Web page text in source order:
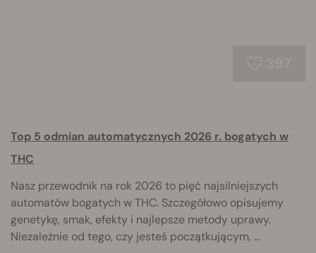
Top 5 odmian automatycznych 2026 r. bogatych w
THC
Nasz przewodnik na rok 2026 to pięć najsilniejszych
automatów bogatych w THC. Szczegółowo opisujemy
genetykę, smak, efekty i najlepsze metody uprawy.
Niezależnie od tego, czy jesteś początkującym, ...